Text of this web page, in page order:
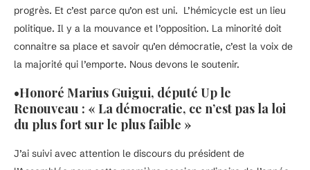
progrès. Et c’est parce qu’on est uni. L’hémicycle est un lieu
politique. Il y a la mouvance et l’opposition. La minorité doit
connaitre sa place et savoir qu’en démocratie, c’est la voix de
la majorité qui l’emporte. Nous devons le soutenir.
•Honoré Marius Guigui, député Up le
Renouveau : « La démocratie, ce n’est pas la loi
du plus fort sur le plus faible »
J’ai suivi avec attention le discours du président de